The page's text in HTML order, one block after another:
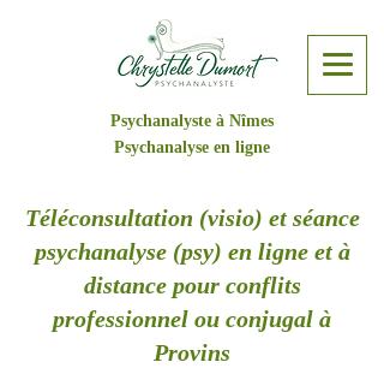
Psychanalyste à Nîmes
Psychanalyse en ligne
Téléconsultation (visio) et séance
psychanalyse (psy) en ligne et à
distance pour conflits
professionnel ou conjugal à
Provins